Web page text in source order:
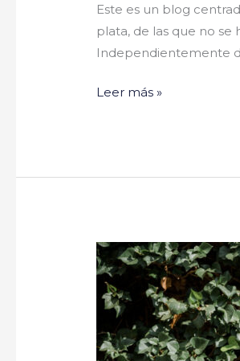
Este es un blog
plata, de las que no
Independientemente
Leer más »
Lorena
y
Daniel
#YaSeHanCasado